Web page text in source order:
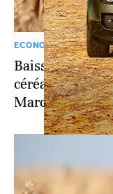
ECONOMIE
Baisse prévue
céréales pour
Maroc